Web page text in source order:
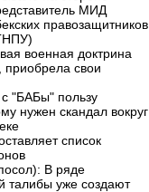
МИД
правозащитников
военная доктрина
приобрела свои
с "БАБы" пользу
нужен скандал вокруг
список
В ряде
талибы уже создают